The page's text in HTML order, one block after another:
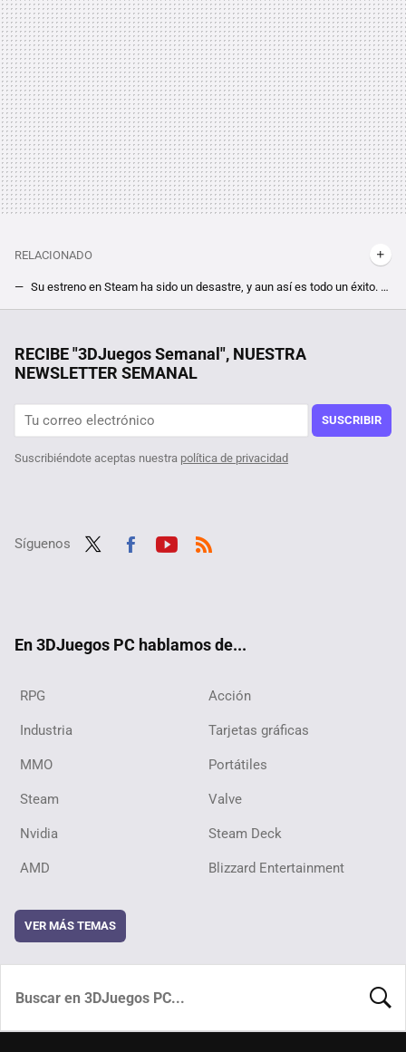
RELACIONADO
Su estreno en Steam ha sido un desastre, y aun así es todo un éxito. Pese a tener un suspenso en la tienda, EA Sports FC 25 supera al 24
Más de 15 juegos de esta carismática saga de estrategia en tiempo real por sólo 6 euros en Steam, perfectos para celebrar la liberación de su código fuente y empezar a modearlos
RECIBE "3DJuegos Semanal", NUESTRA
NEWSLETTER SEMANAL
SUSCRIBIR
Suscribiéndote aceptas nuestra política de privacidad
Síguenos
En 3DJuegos PC hablamos de...
RPG Acción
Industria Tarjetas gráficas
MMO Portátiles
Steam Valve
Nvidia Steam Deck
AMD Blizzard Entertainment
VER MÁS TEMAS